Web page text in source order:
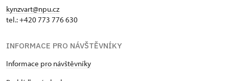
kynzvart@npu.cz
tel.: +420 773 776 630
INFORMACE PRO NÁVŠTĚVNÍKY
Informace pro návštěvníky